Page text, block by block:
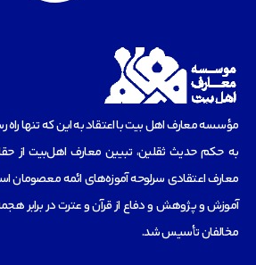
مؤسسه‌ معارف اهل بیت با اعتقاد به این که تنها راه
به حکم حدیث ثقلین، تبیین معارف اهل‌بیت از
آموزش و پژوهش و دفاع از قرآن و عترت در برابر
مخالفان تأسیس شد.